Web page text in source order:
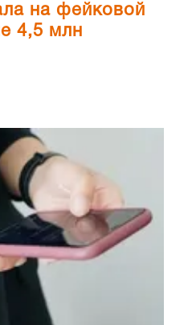
на фейковой
4,5 млн